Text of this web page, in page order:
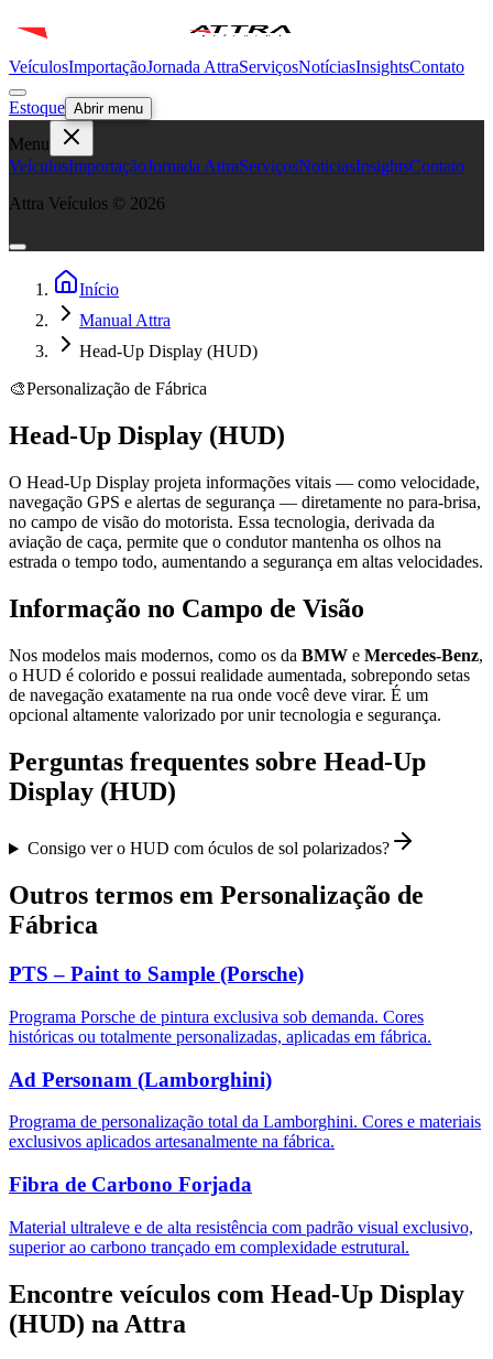
VeículosImportaçãoJornada AttraServiçosNotíciasInsightsContato
Estoque Abrir menu
Menu
VeículosImportaçãoJornada AttraServiçosNotíciasInsightsContato
Attra Veículos © 2026
Início
Manual Attra
Head-Up Display (HUD)
🎨Personalização de Fábrica
Head-Up Display (HUD)
O Head-Up Display projeta informações vitais — como velocidade,
navegação GPS e alertas de segurança — diretamente no para-brisa,
no campo de visão do motorista. Essa tecnologia, derivada da
aviação de caça, permite que o condutor mantenha os olhos na
estrada o tempo todo, aumentando a segurança em altas velocidades.
Informação no Campo de Visão
Nos modelos mais modernos, como os da BMW e Mercedes-Benz,
o HUD é colorido e possui realidade aumentada, sobrepondo setas
de navegação exatamente na rua onde você deve virar. É um
opcional altamente valorizado por unir tecnologia e segurança.
Perguntas frequentes sobre Head-Up
Display (HUD)
Consigo ver o HUD com óculos de sol polarizados?
Outros termos em Personalização de
Fábrica
PTS – Paint to Sample (Porsche)
Programa Porsche de pintura exclusiva sob demanda. Cores
históricas ou totalmente personalizadas, aplicadas em fábrica.
Ad Personam (Lamborghini)
Programa de personalização total da Lamborghini. Cores e materiais
exclusivos aplicados artesanalmente na fábrica.
Fibra de Carbono Forjada
Material ultraleve e de alta resistência com padrão visual exclusivo,
superior ao carbono trançado em complexidade estrutural.
Encontre veículos com Head-Up Display
(HUD) na Attra